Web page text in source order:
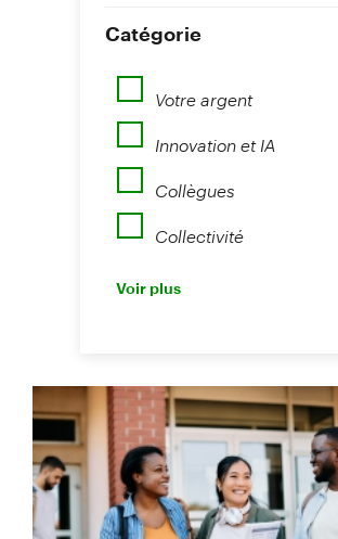
Catégorie
Votre argent
Innovation et IA
Collègues
Collectivité
Perspectives
Voir plus